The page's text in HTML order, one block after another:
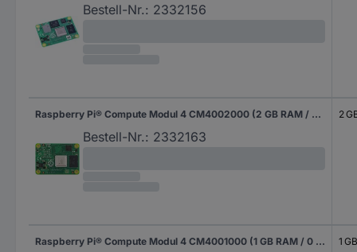
Bestell-Nr.: 2332156
Raspberry Pi® Compute Modul 4 CM4002000 (2 GB RAM / 0 GB eMMC) 4 x 1.5 GHz
Bestell-Nr.: 2332163
2
Raspberry Pi® Compute Modul 4 CM4001000 (1 GB RAM / 0 GB eMMC) 4 x 1.5 GHz 1 GB